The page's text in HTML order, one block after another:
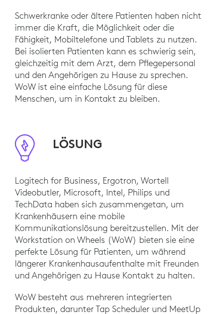
Schwerkranke oder ältere Patienten haben nicht
immer die Kraft, die Möglichkeit oder die
Fähigkeit, Mobiltelefone und Tablets zu nutzen.
Bei isolierten Patienten kann es schwierig sein,
gleichzeitig mit dem Arzt, dem Pflegepersonal
und den Angehörigen zu Hause zu sprechen.
WoW ist eine einfache Lösung für diese
Menschen, um in Kontakt zu bleiben.
LÖSUNG
Logitech for Business, Ergotron, Wortell
Videobutler, Microsoft, Intel, Philips und
TechData haben sich zusammengetan, um
Krankenhäusern eine mobile
Kommunikationslösung bereitzustellen. Mit der
Workstation on Wheels (WoW) bieten sie eine
perfekte Lösung für Patienten, um während
längerer Krankenhausaufenthalte mit Freunden
und Angehörigen zu Hause Kontakt zu halten.
WoW besteht aus mehreren integrierten
Produkten, darunter Tap Scheduler und MeetUp